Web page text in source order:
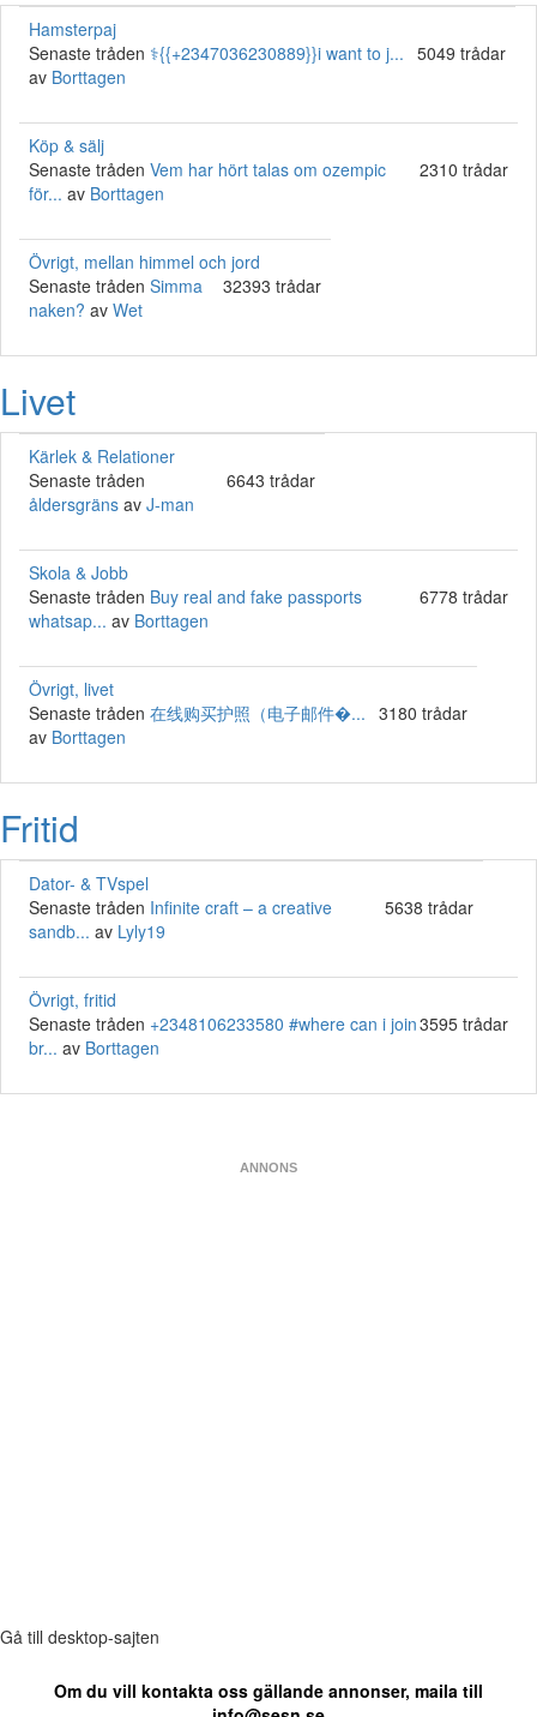
Hamsterpaj
5049 trådar
Senaste tråden ⚕️{{+2347036230889}}i want to j...
av Borttagen
Köp & sälj
2310 trådar
Senaste tråden Vem har hört talas om ozempic
för... av Borttagen
Övrigt, mellan himmel och jord
32393 trådar
Senaste tråden Simma
naken? av Wet
Livet
Kärlek & Relationer
6643 trådar
Senaste tråden
åldersgräns av J-man
Skola & Jobb
6778 trådar
Senaste tråden Buy real and fake passports
whatsap... av Borttagen
Övrigt, livet
3180 trådar
Senaste tråden 在线购买护照（电子邮件�...
av Borttagen
Fritid
Dator- & TVspel
5638 trådar
Senaste tråden Infinite craft – a creative
sandb... av Lyly19
Övrigt, fritid
3595 trådar
Senaste tråden +2348106233580 #where can i join
br... av Borttagen
ANNONS
Gå till desktop-sajten
Om du vill kontakta oss gällande annonser, maila till